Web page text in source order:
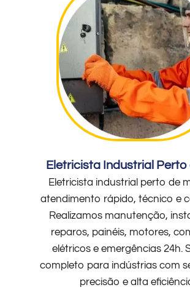
Eletricista Industrial Perto
Eletricista industrial perto de
atendimento rápido, técnico e
Realizamos manutenção,
reparos, painéis, motores,
elétricos e emergências 24h.
completo para indústrias com
precisão e alta